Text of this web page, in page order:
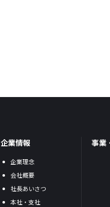
企業情報
企業理念
会社概要
社長あいさつ
本社・支社
事業